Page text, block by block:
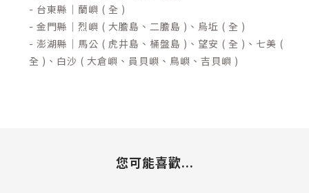
- 台東縣｜蘭嶼 ( 全 )
- 金門縣｜烈嶼 ( 大膽島、二膽島 )、烏坵 ( 全 )
- 澎湖縣｜馬公 ( 虎井島、桶盤島 )、望安 ( 全 )、七美 (
全 )、白沙 ( 大倉嶼、員貝嶼、鳥嶼、吉貝嶼 )
您可能喜歡...